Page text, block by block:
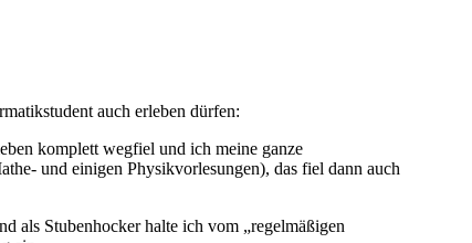
auch erleben dürfen:
komplett wegfiel und ich meine ganze
und einigen Physikvorlesungen), das fiel dann auch
als Stubenhocker halte ich vom „regelmäßigen